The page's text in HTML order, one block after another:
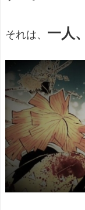
それは、 一人